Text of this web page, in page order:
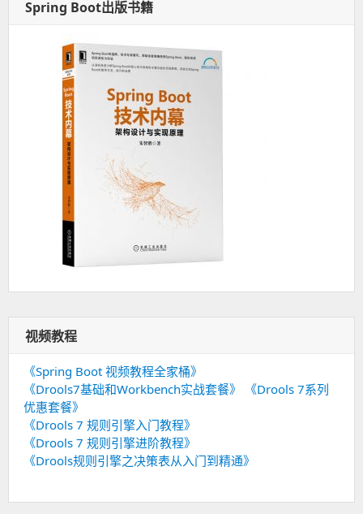
Spring Boot出版书籍
视频教程
《Spring Boot 视频教程全家桶》
《Drools7基础和Workbench实战套餐》
《Drools 7系列
优惠套餐》
《Drools 7 规则引擎入门教程》
《Drools 7 规则引擎进阶教程》
《Drools规则引擎之决策表从入门到精通》